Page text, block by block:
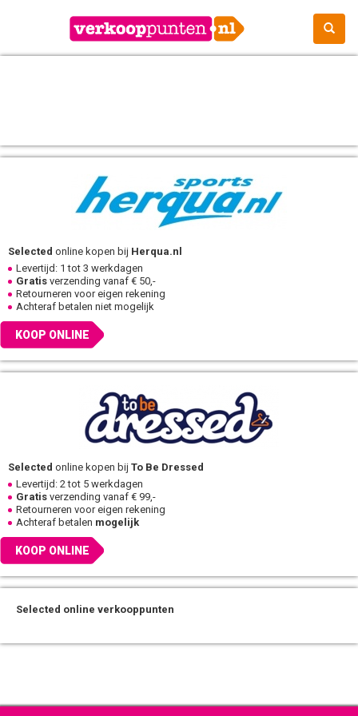
Selected online kopen bij Herqua.nl
Levertijd: 1 tot 3 werkdagen
Gratis verzending vanaf € 50,-
Retourneren voor eigen rekening
Achteraf betalen niet mogelijk
KOOP ONLINE
Selected online kopen bij To Be Dressed
Levertijd: 2 tot 5 werkdagen
Gratis verzending vanaf € 99,-
Retourneren voor eigen rekening
Achteraf betalen mogelijk
KOOP ONLINE
Selected online verkooppunten